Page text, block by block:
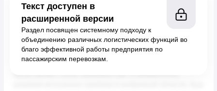
Текст доступен в
расширенной версии
Раздел посвящен системному подходу к
объединению различных логистических функций во
благо эффективной работы предприятия по
пассажирским перевозкам.